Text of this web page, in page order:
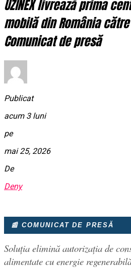
UZINEX livrează prima
mobilă din România către
Comunicat de presă
Publicat
acum 3 luni
pe
mai 25, 2026
De
Deny
📰 COMUNICAT DE PRESĂ
Soluția elimină autorizația de
alimentate cu energie